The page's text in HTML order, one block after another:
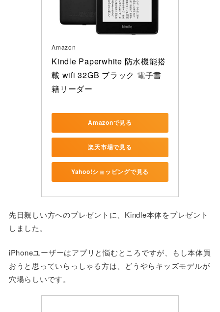
Amazon
Kindle Paperwhite 防水機能搭
載 wifi 32GB ブラック 電子書
籍リーダー
Amazonで見る
楽天市場で見る
Yahoo!ショッピングで見る
先日親しい方へのプレゼントに、Kindle本体をプレゼント
しました。
iPhoneユーザーはアプリと悩むところですが、もし本体買
おうと思っていらっしゃる方は、どうやらキッズモデルが
穴場らしいです。